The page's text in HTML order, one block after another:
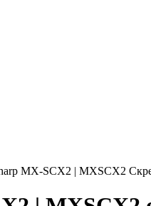
MX-SCX2 | MXSCX2